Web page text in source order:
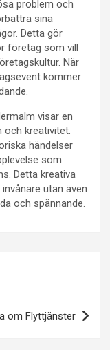
problem och
sina
Detta gör
företag som vill
När
kommer
visar en
och kreativitet.
händelser
som
Detta kreativa
utan även
och spännande.
om Flyttjänster